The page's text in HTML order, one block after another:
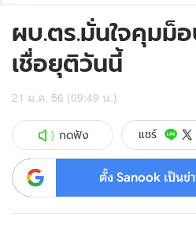
ผบ.ตร.มั่นใจคุมม็
เชื่อยุติวันนี้
21 ม.ค. 56 (09:49 น.)
กดฟัง แชร์
ตั้ง Sanook เป็นข่